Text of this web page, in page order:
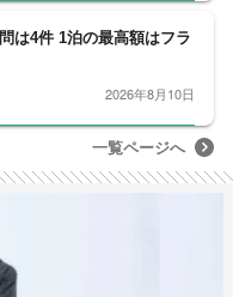
は4件 1泊の最高額はフラ
2026年8月10日
一覧ページへ